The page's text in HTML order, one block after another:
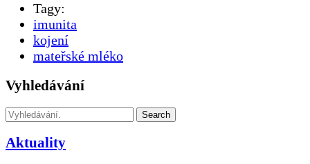
Tagy:
imunita
kojení
mateřské mléko
Vyhledávání
Search
Aktuality